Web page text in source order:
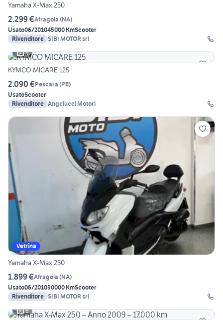
Yamaha X-Max 250
2.299 €Afragola (NA)
Usato06/201045000 KmScooter
Rivenditore SIBI MOTOR srl
5
KYMCO MICARE 125
2.090 €Pescara (PE)
UsatoScooter
Rivenditore Angelucci Motori
Vetrina
Yamaha X-Max 250
1.899 €Afragola (NA)
Usato06/201050000 KmScooter
Rivenditore SIBI MOTOR srl
6